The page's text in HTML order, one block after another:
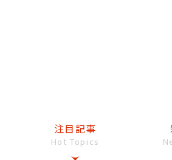
注目記事
Hot Topics